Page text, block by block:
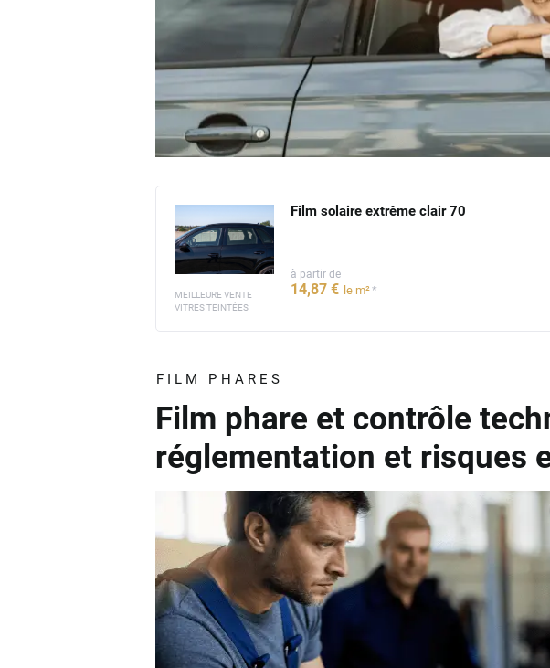
Film solaire extrême clair 70
à partir de
14,87 € le m²*
MEILLEURE VENTE
VITRES TEINTÉES
FILM PHARES
Film phare et contrôle
réglementation et risques